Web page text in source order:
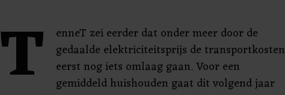
T
enneT zei eerder dat onder meer door de
gedaalde elektriciteitsprijs de transportkosten
eerst nog iets omlaag gaan. Voor een
gemiddeld huishouden gaat dit volgend jaar